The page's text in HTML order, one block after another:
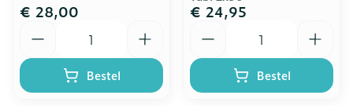
€ 28,00
Bestel
€ 24,95
Bestel